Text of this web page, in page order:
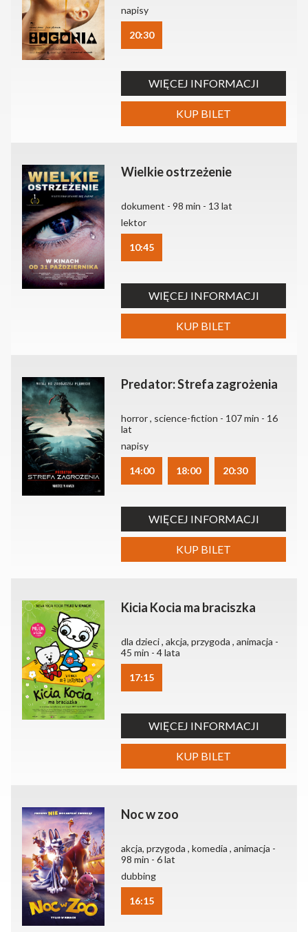
napisy
20:30
WIĘCEJ INFORMACJI
KUP BILET
Wielkie ostrzeżenie
dokument - 98 min - 13 lat
lektor
10:45
WIĘCEJ INFORMACJI
KUP BILET
Predator: Strefa zagrożenia
horror , science-fiction - 107 min - 16
lat
napisy
14:00 18:00 20:30
WIĘCEJ INFORMACJI
KUP BILET
Kicia Kocia ma braciszka
dla dzieci , akcja, przygoda , animacja -
45 min - 4 lata
17:15
WIĘCEJ INFORMACJI
KUP BILET
Noc w zoo
akcja, przygoda , komedia , animacja -
98 min - 6 lat
dubbing
16:15